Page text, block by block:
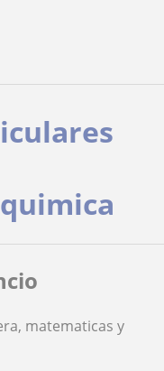
matematicas y